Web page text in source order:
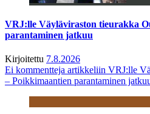
VRJ:lle Väyläviraston tieurakka
parantaminen jatkuu
Kirjoitettu 7.8.2026
Ei kommentteja artikkeliin VRJ:lle
– Poikkimaantien parantaminen